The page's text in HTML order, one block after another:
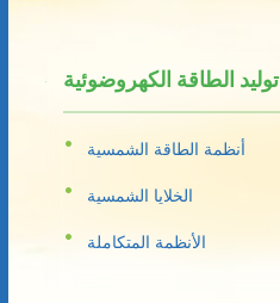
توليد الطاقة الكهروضوئية
أنظمة الطاقة الشمسية
الخلايا الشمسية
الأنظمة المتكاملة